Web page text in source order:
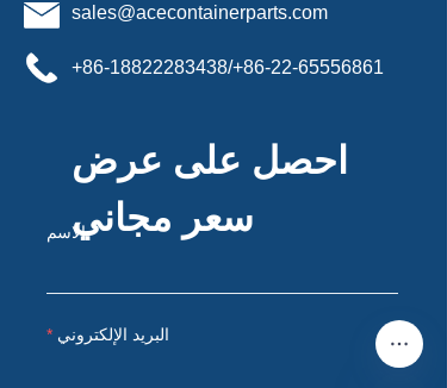
الاسم
البريد الإلكتروني
sales@acecontainerparts.com
+86-18822283438/+86-22-65556861
احصل على عرض
سعر مجاني